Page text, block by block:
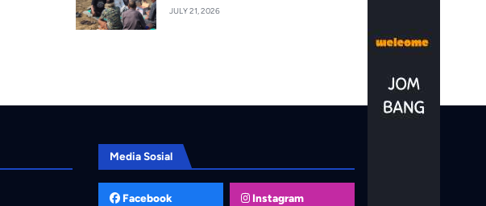
JULY 21, 2026
Media Sosial
Facebook Instagram